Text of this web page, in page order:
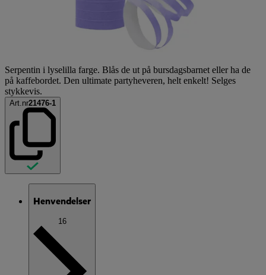
Serpentin i lyselilla farge. Blås de ut på bursdagsbarnet eller ha de
på kaffebordet. Den ultimate partyheveren, helt enkelt! Selges
stykkevis.
Art.nr21476-1
Henvendelser
16